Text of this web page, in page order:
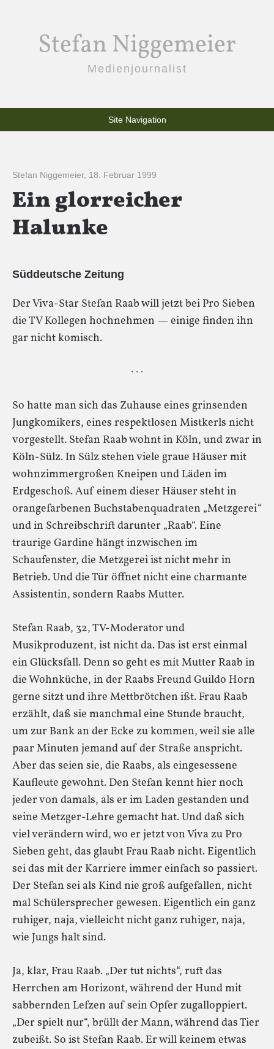
Stefan Niggemeier
Medienjournalist
Site Navigation
Stefan Niggemeier, 18. Februar 1999
Ein glorreicher
Halunke
Süddeutsche Zeitung
Der Viva-Star Stefan Raab will jetzt bei Pro Sieben
die TV Kollegen hochnehmen — einige finden ihn
gar nicht komisch.
· · ·
So hatte man sich das Zuhause eines grinsenden
Jungkomikers, eines respektlosen Mistkerls nicht
vorgestellt. Stefan Raab wohnt in Köln, und zwar in
Köln-Sülz. In Sülz stehen viele graue Häuser mit
wohnzimmergroßen Kneipen und Läden im
Erdgeschoß. Auf einem dieser Häuser steht in
orangefarbenen Buchstabenquadraten „Metzgerei“
und in Schreibschrift darunter „Raab“. Eine
traurige Gardine hängt inzwischen im
Schaufenster, die Metzgerei ist nicht mehr in
Betrieb. Und die Tür öffnet nicht eine charmante
Assistentin, sondern Raabs Mutter.
Stefan Raab, 32, TV-Moderator und
Musikproduzent, ist nicht da. Das ist erst einmal
ein Glücksfall. Denn so geht es mit Mutter Raab in
die Wohnküche, in der Raabs Freund Guildo Horn
gerne sitzt und ihre Mettbrötchen ißt. Frau Raab
erzählt, daß sie manchmal eine Stunde braucht,
um zur Bank an der Ecke zu kommen, weil sie alle
paar Minuten jemand auf der Straße anspricht.
Aber das seien sie, die Raabs, als eingesessene
Kaufleute gewohnt. Den Stefan kennt hier noch
jeder von damals, als er im Laden gestanden und
seine Metzger-Lehre gemacht hat. Und daß sich
viel verändern wird, wo er jetzt von Viva zu Pro
Sieben geht, das glaubt Frau Raab nicht. Eigentlich
sei das mit der Karriere immer einfach so passiert.
Der Stefan sei als Kind nie groß aufgefallen, nicht
mal Schülersprecher gewesen. Eigentlich ein ganz
ruhiger, naja, vielleicht nicht ganz ruhiger, naja,
wie Jungs halt sind.
Ja, klar, Frau Raab. „Der tut nichts“, ruft das
Herrchen am Horizont, während der Hund mit
sabbernden Lefzen auf sein Opfer zugalloppiert.
„Der spielt nur“, brüllt der Mann, während das Tier
zubeißt. So ist Stefan Raab. Er will keinem etwas